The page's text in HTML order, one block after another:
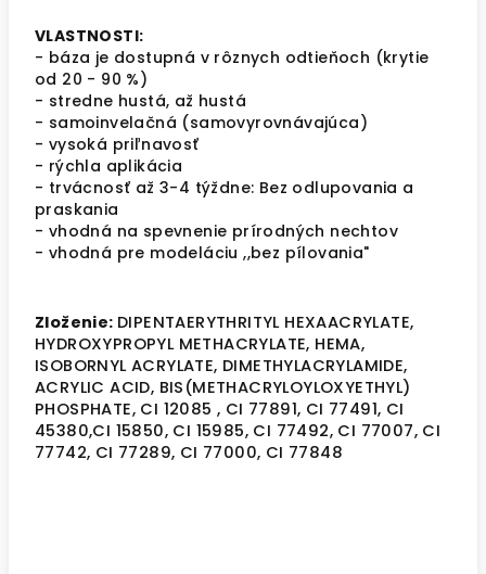
VLASTNOSTI:
- báza je dostupná v rôznych odtieňoch (krytie
od 20 - 90 %)
- stredne hustá, až hustá
- samoinvelačná (samovyrovnávajúca)
- vysoká priľnavosť
- rýchla aplikácia
- trvácnosť až 3-4 týždne: Bez odlupovania a
praskania
- vhodná na spevnenie prírodných nechtov
- vhodná pre modeláciu ,,bez pílovania"
Zloženie: DIPENTAERYTHRITYL HEXAACRYLATE,
HYDROXYPROPYL METHACRYLATE, HEMA,
ISOBORNYL ACRYLATE, DIMETHYLACRYLAMIDE,
ACRYLIC ACID, BIS(METHACRYLOYLOXYETHYL)
PHOSPHATE, CI 12085 , CI 77891, CI 77491, CI
45380,CI 15850, CI 15985, CI 77492, CI 77007, CI
77742, CI 77289, CI 77000, CI 77848